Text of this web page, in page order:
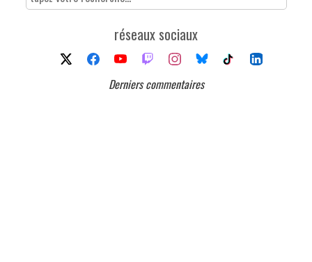
réseaux sociaux
Derniers commentaires